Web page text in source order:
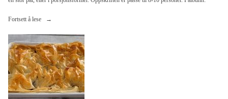
Fortsett å lese
«Kokos-
mangopai»